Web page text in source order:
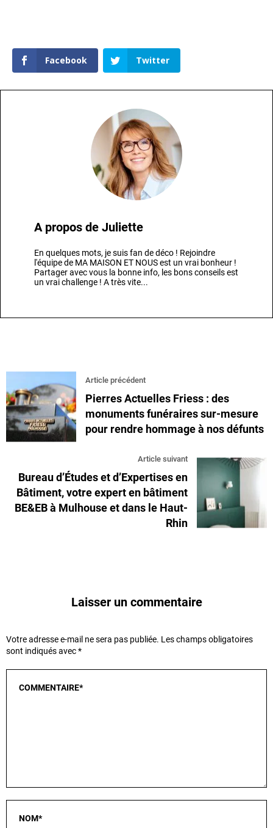
Facebook Twitter
A propos de Juliette
En quelques mots, je suis fan de déco ! Rejoindre
l'équipe de MA MAISON ET NOUS est un vrai bonheur !
Partager avec vous la bonne info, les bons conseils est
un vrai challenge ! A très vite...
Article précédent
Pierres Actuelles Friess : des
monuments funéraires sur-mesure
pour rendre hommage à nos défunts
Article suivant
Bureau d’Études et d’Expertises en
Bâtiment, votre expert en bâtiment
BE&EB à Mulhouse et dans le Haut-
Rhin
Laisser un commentaire
Votre adresse e-mail ne sera pas publiée. Les champs obligatoires
sont indiqués avec*